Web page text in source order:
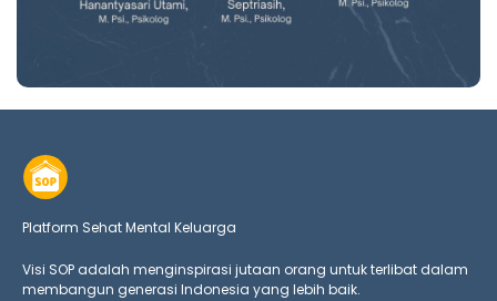
Platform Sehat Mental Keluarga
Visi SOP adalah menginspirasi jutaan orang untuk terlibat dalam
membangun generasi Indonesia yang lebih baik.